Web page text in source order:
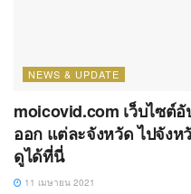
NEWS & UPDATE
moicovid.com เว็บไซต์อั
ออก แต่ละจังหวัด ไปจัง
ดูได้ที่นี่
11 เมษายน 2021